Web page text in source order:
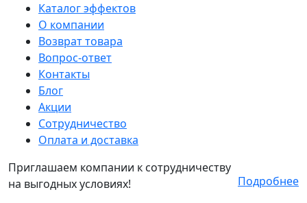
Каталог эффектов
О компании
Возврат товара
Вопрос-ответ
Контакты
Блог
Акции
Сотрудничество
Оплата и доставка
Приглашаем компании к сотрудничеству
на выгодных условиях!
Подробнее